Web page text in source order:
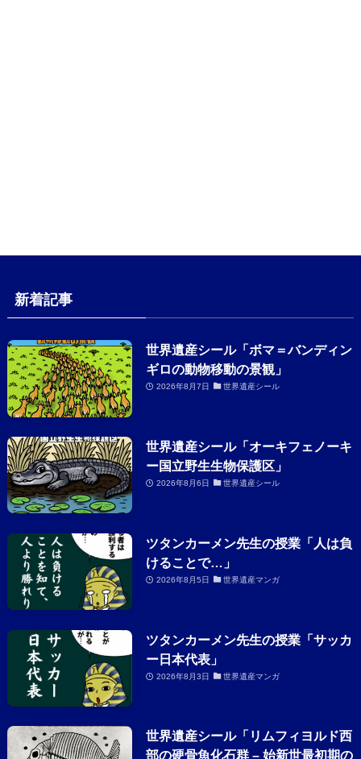
新着記事
世界遺産シール「ボマ＝バンディン
ギロの動物移動の景観」
2026年8月7日 世界遺産シール
世界遺産シール「オーキフェノーキ
ー国立野生生物保護区」
2026年8月6日 世界遺産シール
ツタンカーメン先生の授業「人は負
けることで…」
2026年8月5日 世界遺産マンガ
ツタンカーメン先生の授業「サッカ
ー日本代表」
2026年8月3日 世界遺産マンガ
世界遺産シール「リムフィヨルド西
部の硬骨魚化石群 – 始新世最初期の